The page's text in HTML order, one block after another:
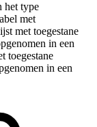
het type
met
met toegestane
in een
toegestane
in een